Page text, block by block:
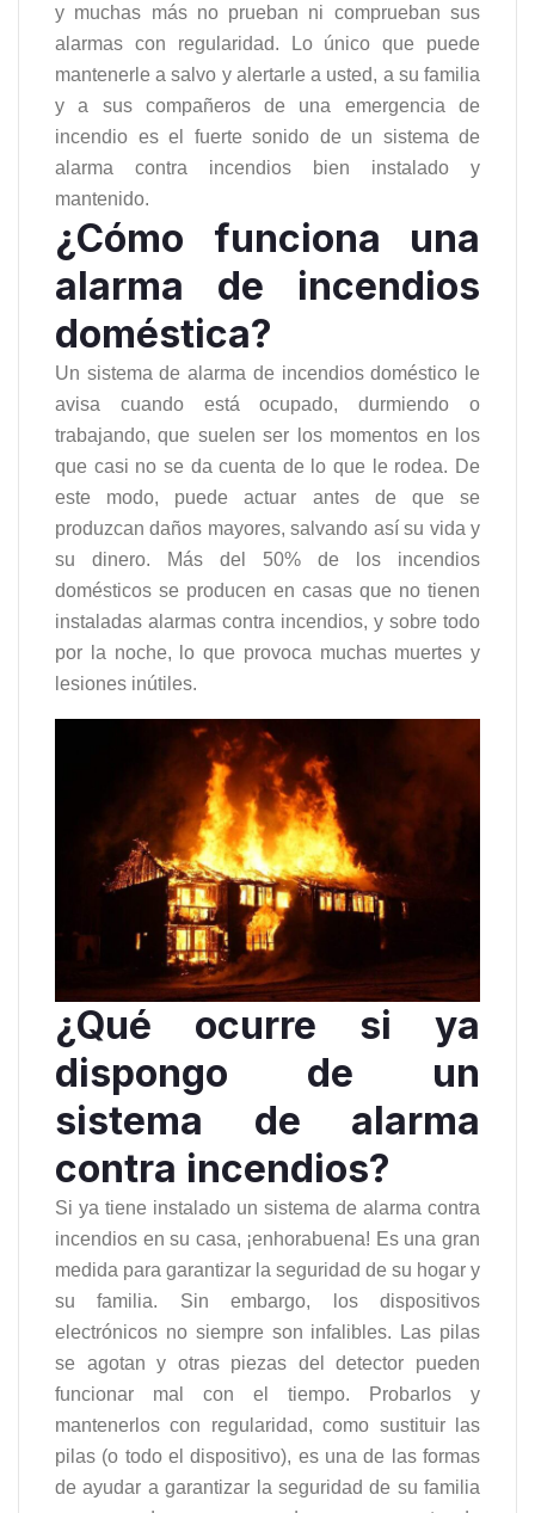
y muchas más no prueban ni comprueban sus
alarmas con regularidad. Lo único que puede
mantenerle a salvo y alertarle a usted, a su familia
y a sus compañeros de una emergencia de
incendio es el fuerte sonido de un sistema de
alarma contra incendios bien instalado y
mantenido.
¿Cómo funciona una
alarma de incendios
doméstica?
Un sistema de alarma de incendios doméstico le
avisa cuando está ocupado, durmiendo o
trabajando, que suelen ser los momentos en los
que casi no se da cuenta de lo que le rodea. De
este modo, puede actuar antes de que se
produzcan daños mayores, salvando así su vida y
su dinero. Más del 50% de los incendios
domésticos se producen en casas que no tienen
instaladas alarmas contra incendios, y sobre todo
por la noche, lo que provoca muchas muertes y
lesiones inútiles.
¿Qué ocurre si ya
dispongo de un
sistema de alarma
contra incendios?
Si ya tiene instalado un sistema de alarma contra
incendios en su casa, ¡enhorabuena! Es una gran
medida para garantizar la seguridad de su hogar y
su familia. Sin embargo, los dispositivos
electrónicos no siempre son infalibles. Las pilas
se agotan y otras piezas del detector pueden
funcionar mal con el tiempo. Probarlos y
mantenerlos con regularidad, como sustituir las
pilas (o todo el dispositivo), es una de las formas
de ayudar a garantizar la seguridad de su familia